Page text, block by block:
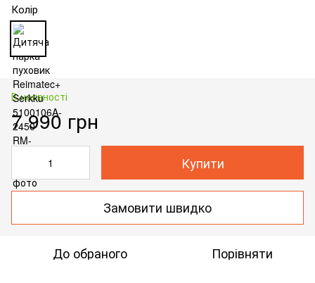
Колір
В наявності
7 990 грн
Купити
Замовити швидко
До обраного Порівняти